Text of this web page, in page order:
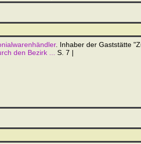
. Inhaber der Gaststätte
den Bezirk ... S. 7 |